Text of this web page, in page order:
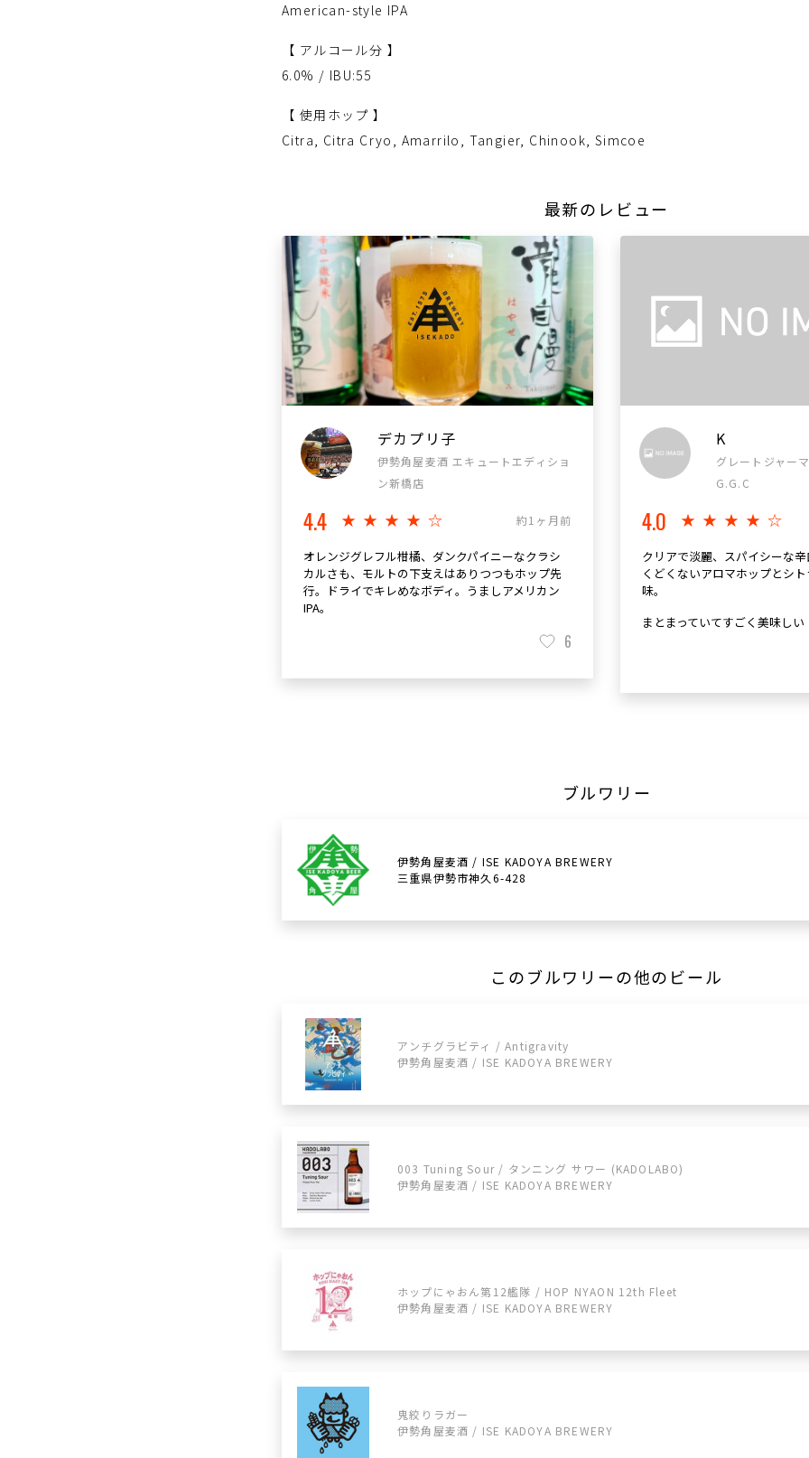
American-style IPA
【 アルコール分 】
6.0% / IBU:55
【 使用ホップ 】
Citra, Citra Cryo, Amarrilo, Tangier, Chinook, Simcoe
最新のレビュー
デカプリ子
伊勢角屋麦酒 エキュートエディショ
ン新橋店
4.4 ★★★★☆ 約1ヶ月前
オレンジグレフル柑橘、ダンクパイニーなクラシ
カルさも、モルトの下支えはありつつもホップ先
行。ドライでキレめなボディ。うましアメリカン
IPA。
6
K
グレートジャー
G.G.C
4.0 ★★★★☆
クリアで淡麗、スパイシーな辛
くどくないアロマホップとシ
味。
まとまっていてすごく美味しい
ブルワリー
伊勢角屋麦酒 / ISE KADOYA BREWERY
三重県伊勢市神久6-428
このブルワリーの他のビール
アンチグラビティ / Antigravity
伊勢角屋麦酒 / ISE KADOYA BREWERY
003 Tuning Sour / タンニング サワー (KADOLABO)
伊勢角屋麦酒 / ISE KADOYA BREWERY
ホップにゃおん第12艦隊 / HOP NYAON 12th Fleet
伊勢角屋麦酒 / ISE KADOYA BREWERY
鬼絞りラガー
伊勢角屋麦酒 / ISE KADOYA BREWERY